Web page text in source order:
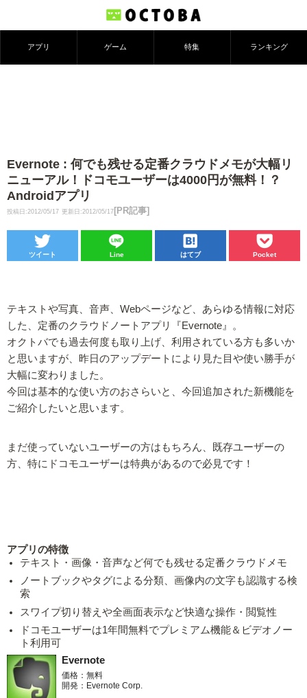
アプリ ゲーム 特集 ランキング
Evernote : 何でも残せる定番クラウドメモが大幅リ
ニューアル！ドコモユーザーは4000円が無料！？
Androidアプリ
投稿日:2012/05/17 更新日:2012/05/17 [PR記事]
ツイート Line はてブ Pocket
テキストや写真、音声、Webページなど、あらゆる情報に対応
した、定番のクラウドノートアプリ『Evernote』。
オクトバでも過去何度も取り上げ、利用されている方も多いか
と思いますが、昨日のアップデートにより見た目や使い勝手が
大幅に変わりました。
今回は基本的な使い方のおさらいと、今回追加された新機能を
ご紹介したいと思います。
まだ使っていないユーザーの方はもちろん、既存ユーザーの
方、特にドコモユーザーは特典があるので必見です！
アプリの特徴
テキスト・画像・音声など何でも残せる定番クラウドメモ
ノートブックやタグによる分類、画像内の文字も認識する検
索
スワイプ切り替えや全画面表示など快適な操作・閲覧性
ドコモユーザーは1年間無料でプレミアム機能＆ビデオノー
ト利用可
Evernote
価格：無料
開発：Evernote Corp.